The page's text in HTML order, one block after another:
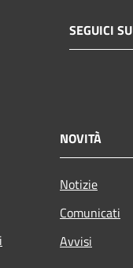
SEGUICI SU
NOVITÀ
Notizie
Comunicati
Avvisi